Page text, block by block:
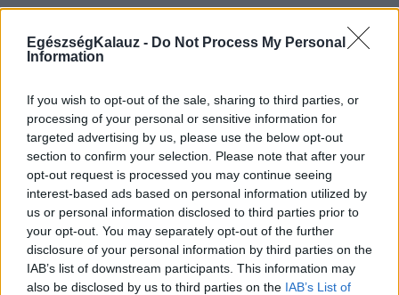
EgészségKalauz - Do Not Process My Personal
Information
If you wish to opt-out of the sale, sharing to third parties, or
processing of your personal or sensitive information for
targeted advertising by us, please use the below opt-out
section to confirm your selection. Please note that after your
opt-out request is processed you may continue seeing
interest-based ads based on personal information utilized by
us or personal information disclosed to third parties prior to
your opt-out. You may separately opt-out of the further
disclosure of your personal information by third parties on the
IAB’s list of downstream participants. This information may
also be disclosed by us to third parties on the IAB’s List of
Betegségek A-Z
Tünet
Vizsgálat
Kezelés
Életmódváltás
Kutatás
Prevenció
Hírek
Videók
Kisállatok egészsége